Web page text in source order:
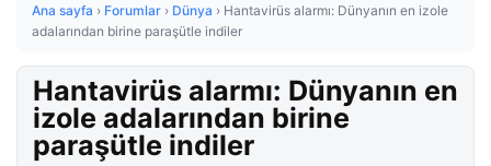
Ana sayfa › Forumlar › Dünya › Hantavirüs alarmı: Dünyanın en izole
adalarından birine paraşütle indiler
Hantavirüs alarmı: Dünyanın en
izole adalarından birine
paraşütle indiler